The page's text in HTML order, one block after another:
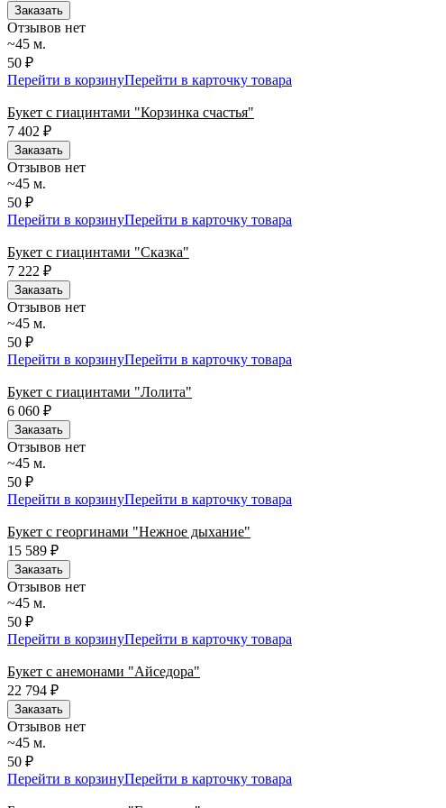
Заказать
Отзывов нет
~45 м.
50 ₽
Перейти в корзинуПерейти в карточку товара
Букет с гиацинтами "Корзинка счастья"
7 402 ₽
Заказать
Отзывов нет
~45 м.
50 ₽
Перейти в корзинуПерейти в карточку товара
Букет с гиацинтами "Сказка"
7 222 ₽
Заказать
Отзывов нет
~45 м.
50 ₽
Перейти в корзинуПерейти в карточку товара
Букет с гиацинтами "Лолита"
6 060 ₽
Заказать
Отзывов нет
~45 м.
50 ₽
Перейти в корзинуПерейти в карточку товара
Букет с георгинами "Нежное дыхание"
15 589 ₽
Заказать
Отзывов нет
~45 м.
50 ₽
Перейти в корзинуПерейти в карточку товара
Букет с анемонами "Айседора"
22 794 ₽
Заказать
Отзывов нет
~45 м.
50 ₽
Перейти в корзинуПерейти в карточку товара